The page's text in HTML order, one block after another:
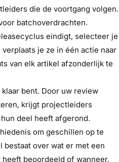
die de voortgang volgen.
batchoverdrachten.
eindigt, selecteer je
je ze in één actie naar
van elk artikel afzonderlijk te
bent. Door uw review
krijgt projectleiders
deel heeft afgerond.
om geschillen op te
over wat er met een
beoordeeld of wanneer,